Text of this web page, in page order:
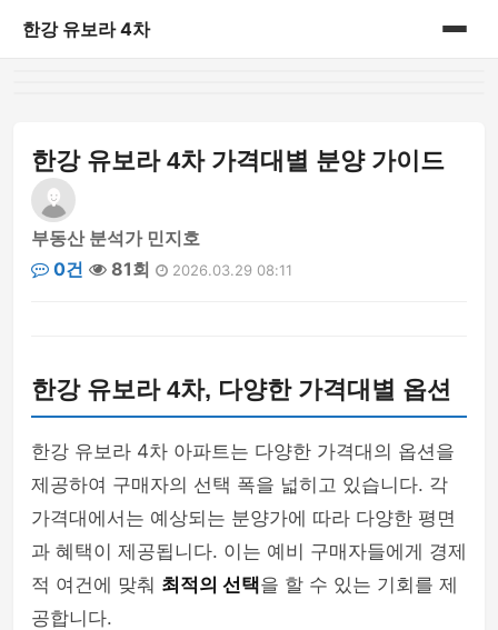
한강 유보라 4차
한강 유보라 4차 가격대별 분양 가이드
부동산 분석가 민지호
0건
81회 2026.03.29 08:11
한강 유보라 4차, 다양한 가격대별 옵션
한강 유보라 4차 아파트는 다양한 가격대의 옵션을
제공하여 구매자의 선택 폭을 넓히고 있습니다. 각
가격대에서는 예상되는 분양가에 따라 다양한 평면
과 혜택이 제공됩니다. 이는 예비 구매자들에게 경제
적 여건에 맞춰 최적의 선택을 할 수 있는 기회를 제
공합니다.